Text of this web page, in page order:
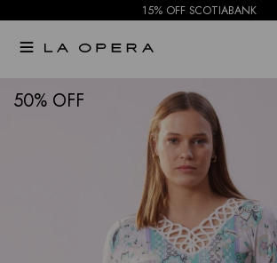
15% OFF SCOTIABANK

50 NOTIFICARME